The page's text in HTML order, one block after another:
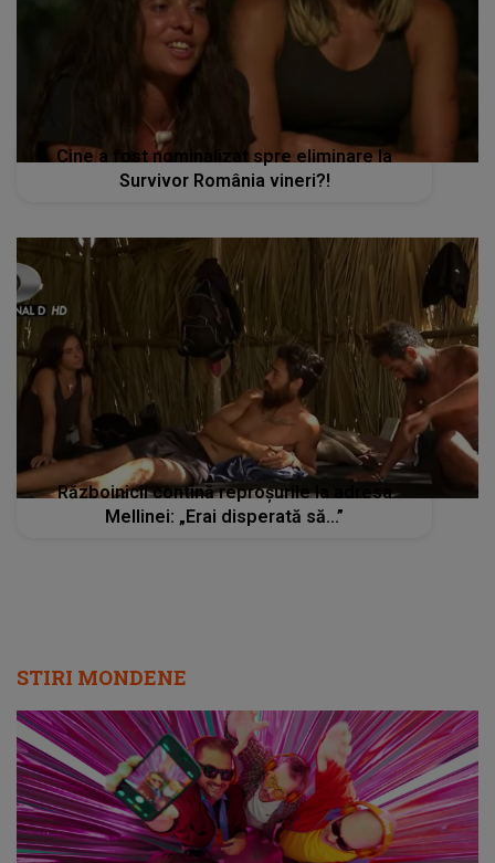
Cine a fost nominalizat spre eliminare la
Survivor România vineri?!
Războinicii contină reproșurile la adresa
Mellinei: „Erai disperată să...”
STIRI MONDENE